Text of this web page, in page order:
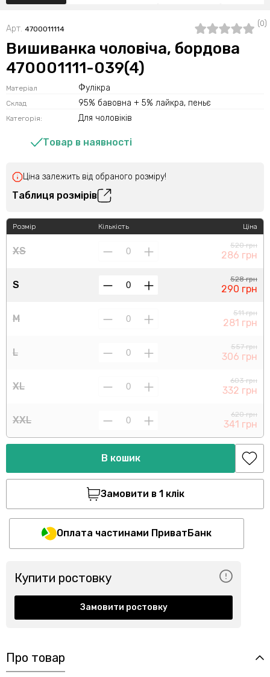
Арт. 4700011114
(0)
Вишиванка чоловіча, бордова
470001111-039(4)
Матеріал Фулікра
Склад 95% бавовна + 5% лайкра, пеньє
Категорія: Для чоловіків
Товар в наявності
Ціна залежить від обраного розміру!
Таблиця розмірів
Розмір
XS
S
M
L
XL
XXL
Кількість Ціна
520 грн
286 грн
528 грн
290 грн
511 грн
281 грн
557 грн
306 грн
603 грн
332 грн
620 грн
341 грн
В кошик
Замовити в 1 клік
Оплата частинами ПриватБанк
Купити ростовку
Замовити ростовку
Про товар